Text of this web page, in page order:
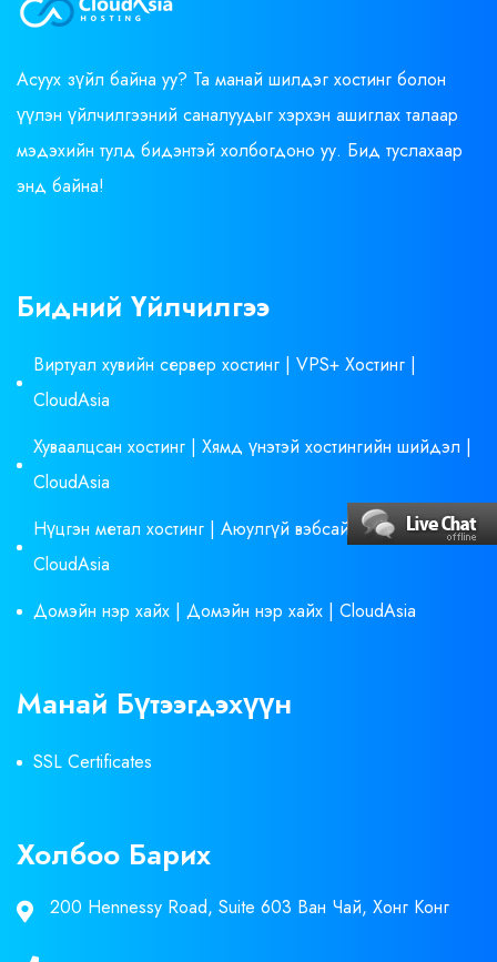
Асуух зүйл байна уу? Та манай шилдэг хостинг болон
үүлэн үйлчилгээний саналуудыг хэрхэн ашиглах талаар
мэдэхийн тулд бидэнтэй холбогдоно уу. Бид туслахаар
энд байна!
Бидний Үйлчилгээ
Виртуал хувийн сервер хостинг | VPS+ Хостинг |
CloudAsia
Хуваалцсан хостинг | Хямд үнэтэй хостингийн шийдэл |
CloudAsia
Нүцгэн метал хостинг | Аюулгүй вэбсайт хостинг |
CloudAsia
Домэйн нэр хайх | Домэйн нэр хайх | CloudAsia
Манай Бүтээгдэхүүн
SSL Certificates
Холбоо Барих
200 Hennessy Road, Suite 603 Ван Чай, Хонг Конг